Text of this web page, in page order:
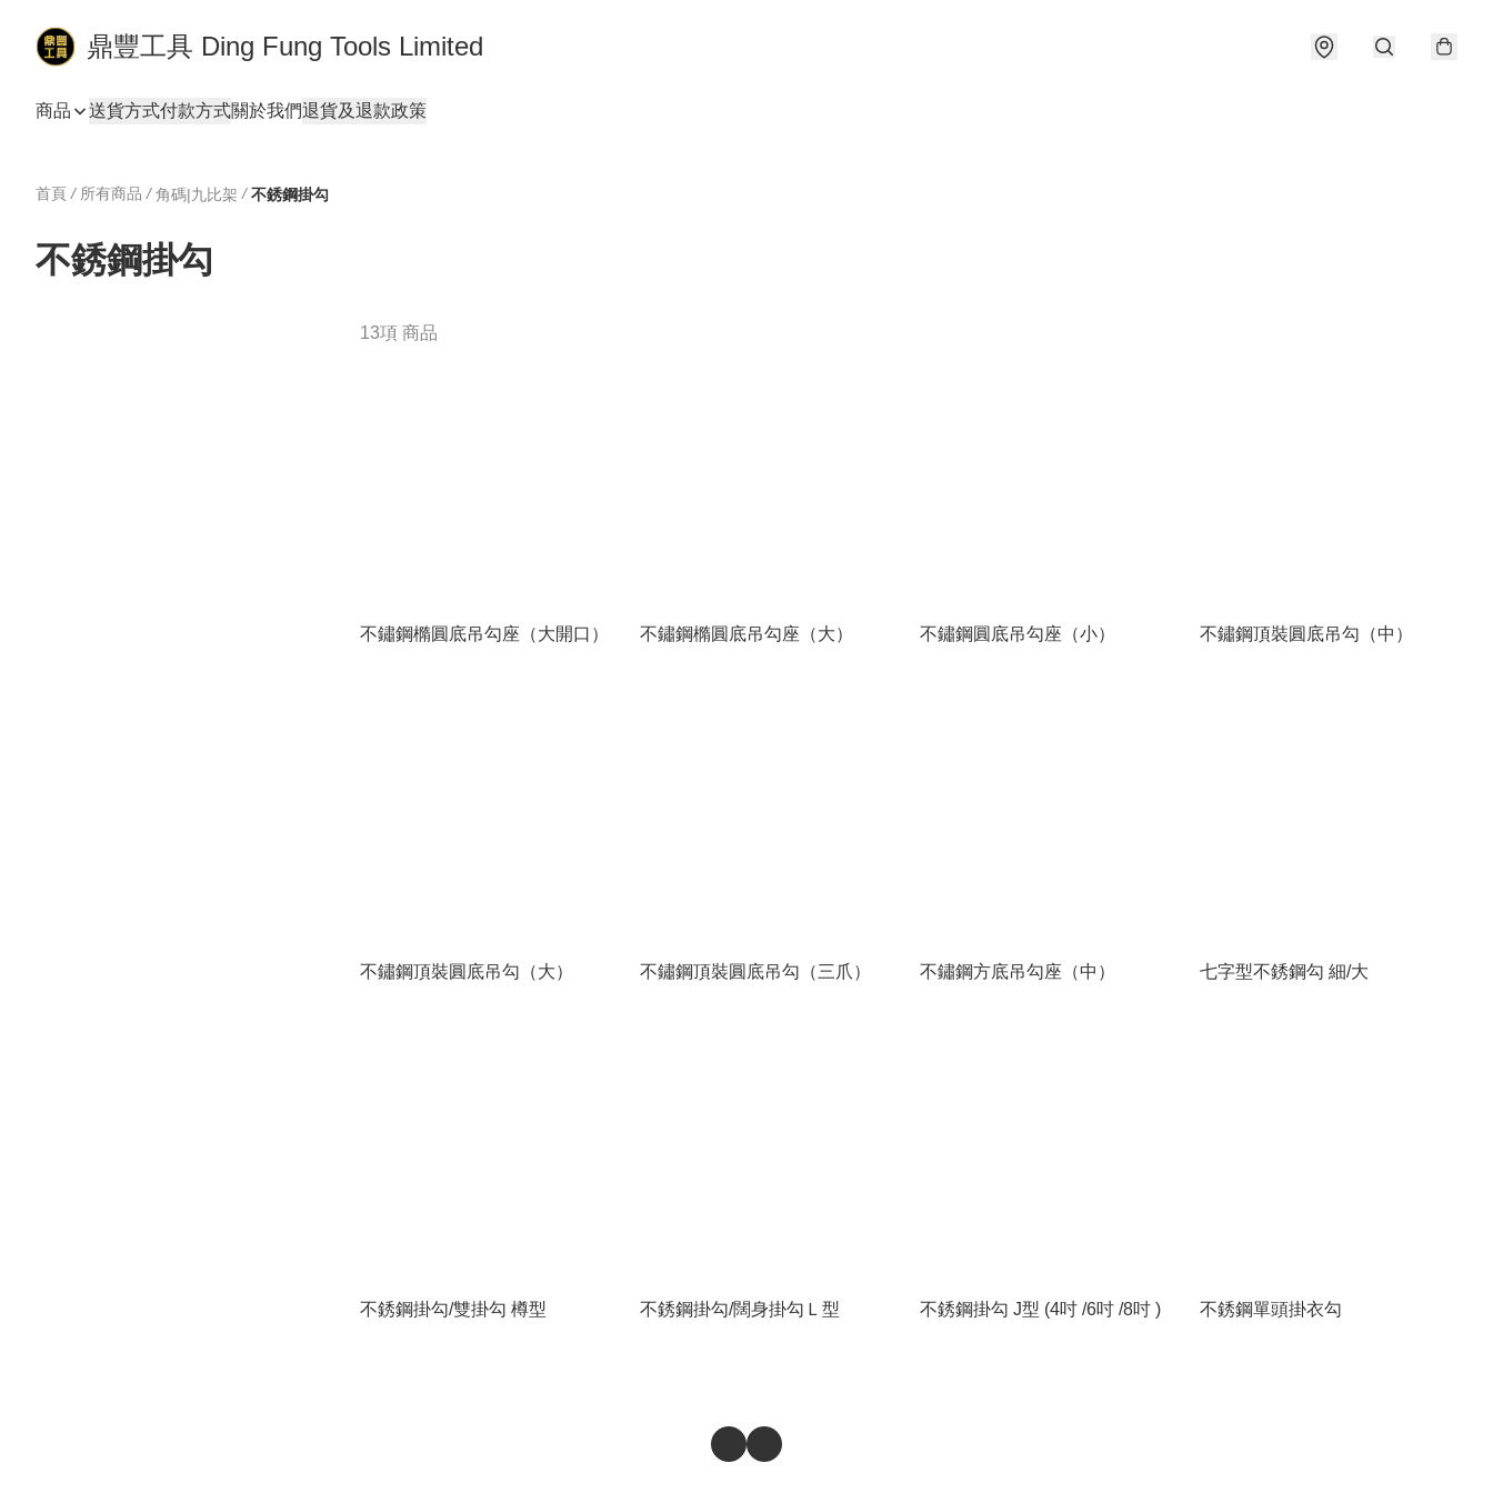
鼎豐工具 Ding Fung Tools Limited
商品 送貨方式付款方式關於我們退貨及退款政策
首頁 / 所有商品 / 角碼|九比架 / 不銹鋼掛勾
不銹鋼掛勾
13項 商品
不鏽鋼橢圓底吊勾座（大開口） 不鏽鋼橢圓底吊勾座（大） 不鏽鋼圓底吊勾座（小） 不鏽鋼頂裝圓底吊勾（中）
不鏽鋼頂裝圓底吊勾（大） 不鏽鋼頂裝圓底吊勾（三爪） 不鏽鋼方底吊勾座（中） 七字型不銹鋼勾 細/大
不銹鋼掛勾/雙掛勾 樽型 不銹鋼掛勾/闊身掛勾Ｌ型 不銹鋼掛勾 J型 (4吋 /6吋 /8吋 ) 不銹鋼單頭掛衣勾